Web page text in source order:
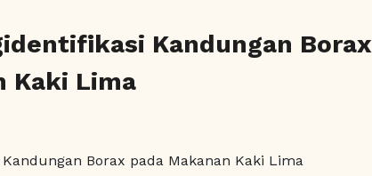
Kandungan Borax
Kaki Lima
Borax pada Makanan Kaki Lima